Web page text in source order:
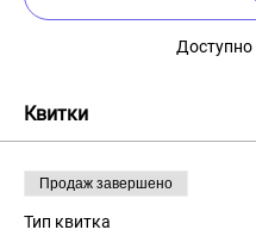
Доступно
Квитки
Продаж завершено
Тип квитка